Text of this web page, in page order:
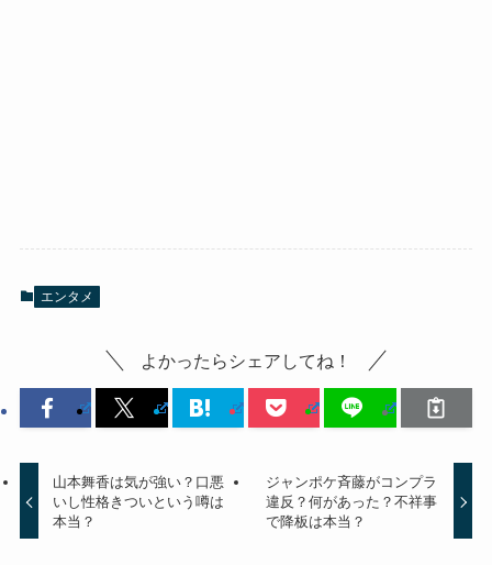
エンタメ
よかったらシェアしてね！
山本舞香は気が強い？口悪
いし性格きついという噂は
本当？
ジャンポケ斉藤がコンプラ
違反？何があった？不祥事
で降板は本当？